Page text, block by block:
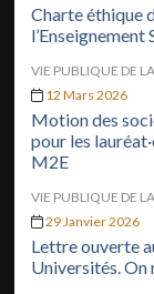
Charte éthique
l’Enseignement
VIE PUBLIQUE DE
12 Mars 2026
Motion des
pour les
M2E
VIE PUBLIQUE DE
29 Janvier 2026
Lettre ouverte
Universités. On